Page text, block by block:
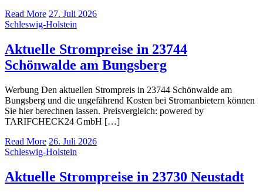
Read More 27. Juli 2026
Schleswig-Holstein
Aktuelle Strompreise in 23744
Schönwalde am Bungsberg
Werbung Den aktuellen Strompreis in 23744 Schönwalde am
Bungsberg und die ungefährend Kosten bei Stromanbietern können
Sie hier berechnen lassen. Preisvergleich: powered by
TARIFCHECK24 GmbH […]
Read More 26. Juli 2026
Schleswig-Holstein
Aktuelle Strompreise in 23730 Neustadt